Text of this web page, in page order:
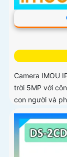
Camera IMOU
trời 5MP với
con người và
kết nối PoE
phòng